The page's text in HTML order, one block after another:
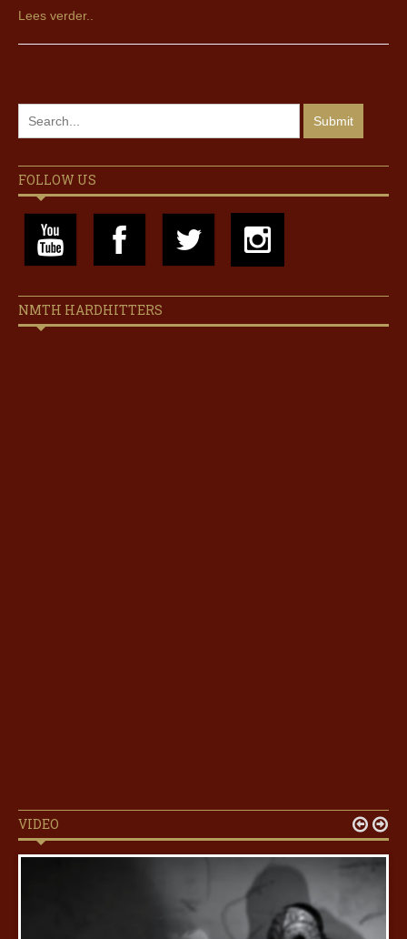
Lees verder..
FOLLOW US
NMTH HARDHITTERS
VIDEO  